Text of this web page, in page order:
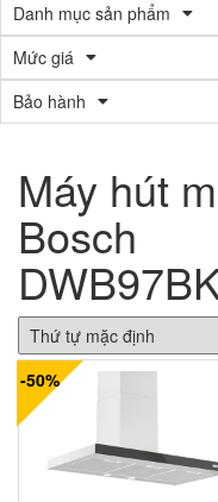
Danh mục sản phẩm
Mức giá
Bảo hành
Máy hút
Bosch
-50%